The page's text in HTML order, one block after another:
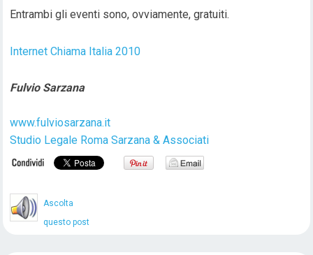
Entrambi gli eventi sono, ovviamente, gratuiti.
Internet Chiama Italia 2010
Fulvio Sarzana
www.fulviosarzana.it
Studio Legale Roma Sarzana & Associati
Ascolta
questo post